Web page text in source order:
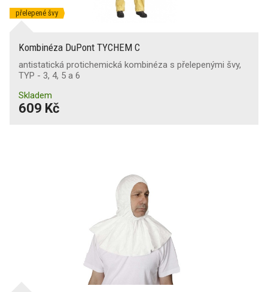
přelepené švy
Kombinéza DuPont TYCHEM C
antistatická protichemická kombinéza s přelepenými švy,
TYP - 3, 4, 5 a 6
Skladem
609 Kč